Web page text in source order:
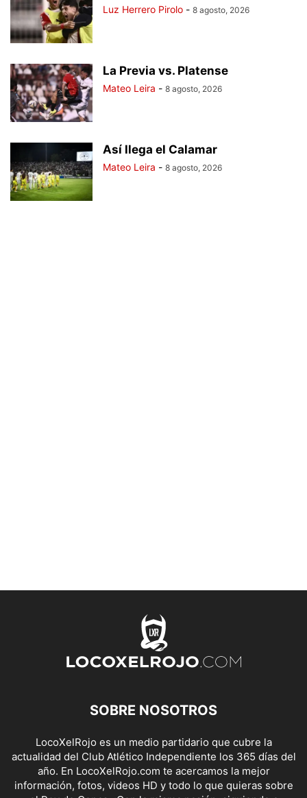
Luz Herrero Pirolo - 8 agosto, 2026
La Previa vs. Platense
Mateo Leira - 8 agosto, 2026
Así llega el Calamar
Mateo Leira - 8 agosto, 2026
SOBRE NOSOTROS
LocoXelRojo es un medio partidario que cubre la
actualidad del Club Atlético Independiente los 365 días del
año. En LocoXelRojo.com te acercamos la mejor
información, fotos, videos HD y todo lo que quieras sobre